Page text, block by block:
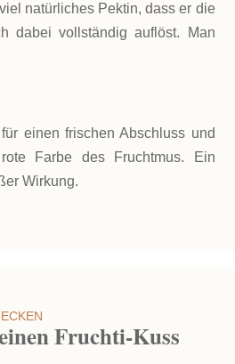
natürliches Pektin, dass er die
dabei vollständig auflöst. Man
einen frischen Abschluss und
Farbe des Fruchtmus. Ein
Wirkung.
Fruchti-Kuss